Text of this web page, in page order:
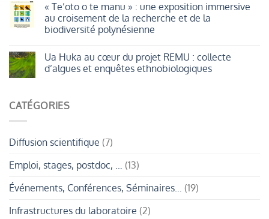
oiseaux
marins
au
rythme
géomorphologie.
sur
Appel
à
candidature
de
doctorat
(2026–
« Te’oto o te manu » : une exposition immersive
au croisement de la recherche et de la
biodiversité polynésienne
sur
«
Te’oto
»
:
au
la
de
biodiversité
polynésienne
Ua Huka au cœur du projet REMU : collecte
d’algues et enquêtes ethnobiologiques
Ua
Huka
projet
collecte
enquêtes
CATÉGORIES
Diffusion scientifique (7)
Emploi, stages, postdoc, …
(13)
Événements, Conférences, Séminaires…
(19)
Infrastructures du laboratoire (2)